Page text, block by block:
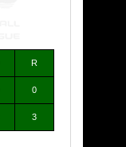
R
0
3